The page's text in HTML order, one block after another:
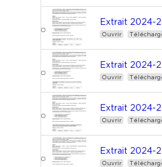
Extrait 2024-
Ouvrir
Extrait 2024-
Ouvrir
Extrait 2024-
Ouvrir
Extrait 2024-
Ouvrir